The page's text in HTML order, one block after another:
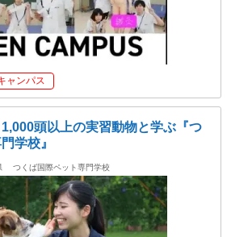
ャンパス
頭以上の実習動物と学ぶ『つ
学校』
つくば国際ペット専門学校